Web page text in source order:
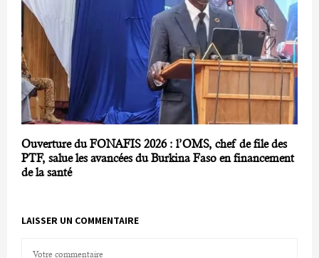
Ouverture du FONAFIS 2026 : l’OMS, chef de file des
PTF, salue les avancées du Burkina Faso en financement
de la santé
LAISSER UN COMMENTAIRE